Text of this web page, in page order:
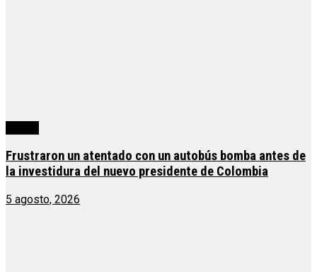
Frustraron un atentado con un autobús bomba antes de
la investidura del nuevo presidente de Colombia
5 agosto, 2026